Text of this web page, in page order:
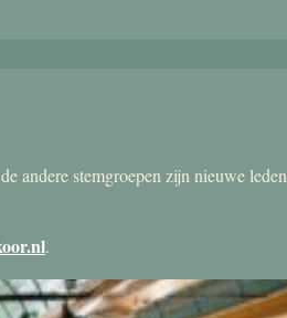
andere stemgroepen zijn nieuwe leden
.